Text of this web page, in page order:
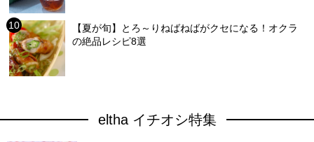
【夏が旬】とろ～りねばねばがクセになる！オクラ
の絶品レシピ8選
eltha イチオシ特集